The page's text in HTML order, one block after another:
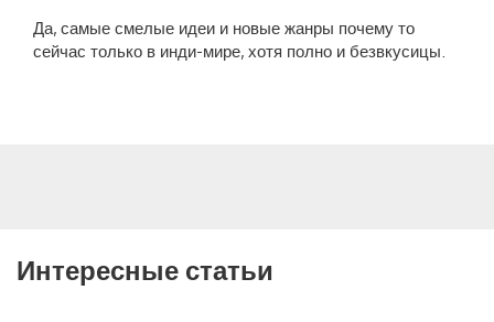
Да, самые смелые идеи и новые жанры почему то
сейчас только в инди-мире, хотя полно и безвкусицы.
Интересные статьи